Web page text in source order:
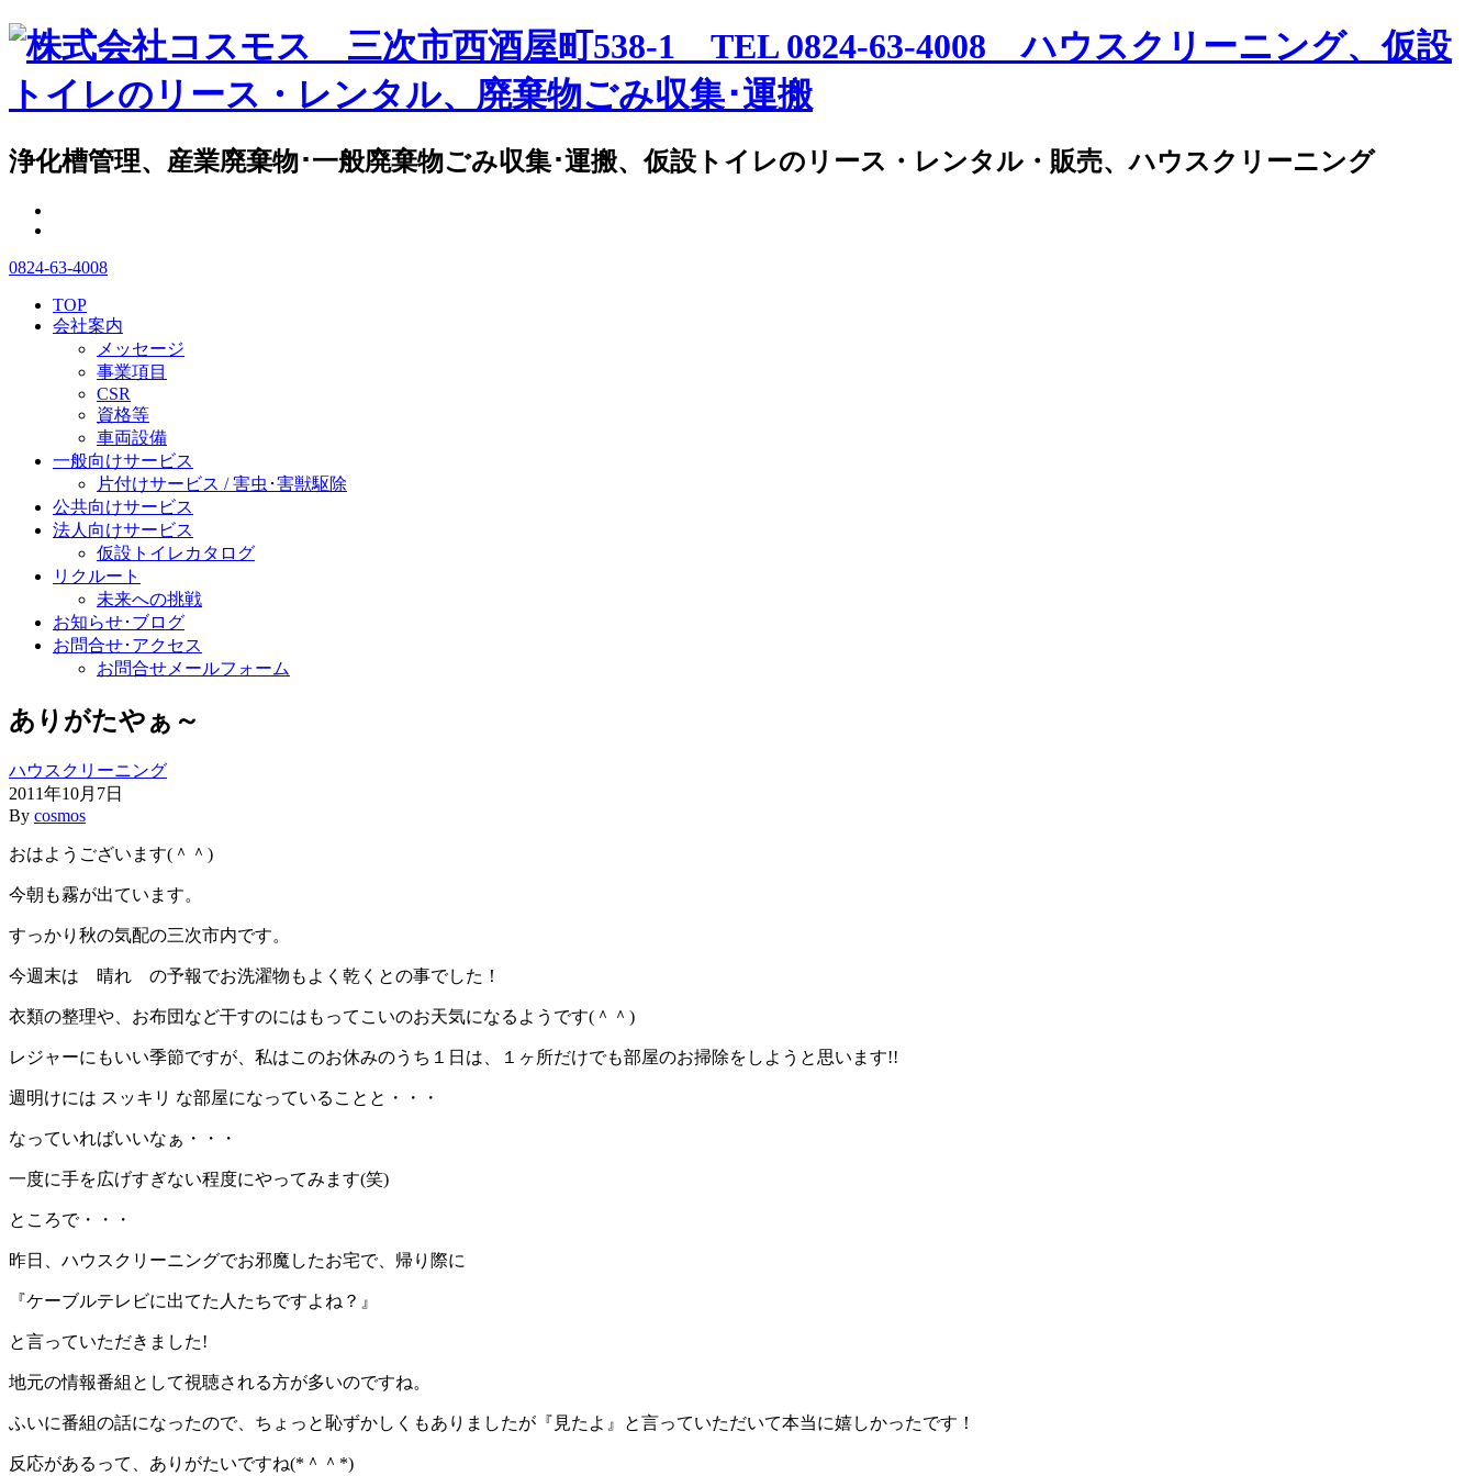
浄化槽管理、産業廃棄物･一般廃棄物ごみ収集･運搬、仮設トイレのリース・レンタル・販売、ハウスクリーニング
0824-63-4008
TOP
会社案内
メッセージ
事業項目
CSR
資格等
車両設備
一般向けサービス
片付けサービス / 害虫･害獣駆除
公共向けサービス
法人向けサービス
仮設トイレカタログ
リクルート
未来への挑戦
お知らせ･ブログ
お問合せ･アクセス
お問合せメールフォーム
ありがたやぁ～
ハウスクリーニング
2011年10月7日
By cosmos
おはようございます(＾＾)
今朝も霧が出ています。
すっかり秋の気配の三次市内です。
今週末は 晴れ の予報でお洗濯物もよく乾くとの事でした！
衣類の整理や、お布団など干すのにはもってこいのお天気になるようです(＾＾)
レジャーにもいい季節ですが、私はこのお休みのうち１日は、１ヶ所だけでも部屋のお掃除をしようと思います!!
週明けには スッキリ な部屋になっていることと・・・
なっていればいいなぁ・・・
一度に手を広げすぎない程度にやってみます(笑)
ところで・・・
昨日、ハウスクリーニングでお邪魔したお宅で、帰り際に
『ケーブルテレビに出てた人たちですよね？』
と言っていただきました!
地元の情報番組として視聴される方が多いのですね。
ふいに番組の話になったので、ちょっと恥ずかしくもありましたが『見たよ』と言っていただいて本当に嬉しかったです！
反応があるって、ありがたいですね(*＾＾*)